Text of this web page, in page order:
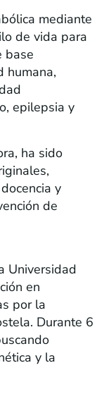
mediante
de vida para
base
humana,
epilepsia y
ha sido
y
de
Universidad
en
por la
Durante 6
y la